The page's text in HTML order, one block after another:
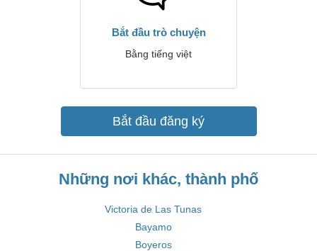
Bắt đầu trò chuyện
Bằng tiếng việt
Bắt đầu đăng ký
Những nơi khác, thành phố
Victoria de Las Tunas
Bayamo
Boyeros